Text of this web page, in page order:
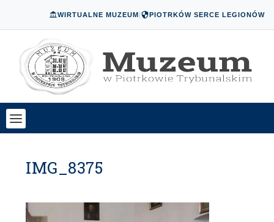
WIRTUALNE MUZEUM| PIOTRKÓW SERCE LEGIONÓW
IMG_8375